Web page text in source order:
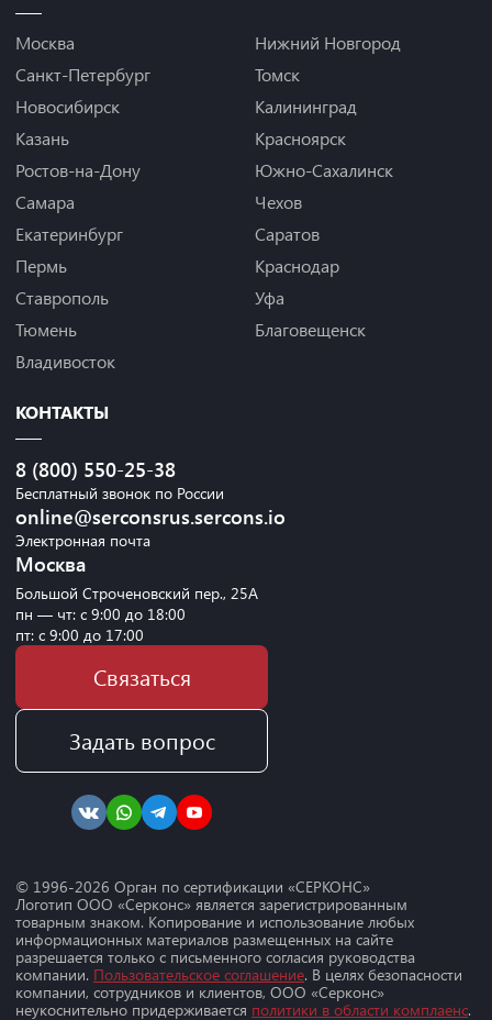
Москва
Санкт-Петербург
Новосибирск
Казань
Ростов-на-Дону
Самара
Екатеринбург
Пермь
Ставрополь
Тюмень
Владивосток
Нижний Новгород
Томск
Калининград
Красноярск
Южно-Сахалинск
Чехов
Саратов
Краснодар
Уфа
Благовещенск
КОНТАКТЫ
8 (800) 550-25-38
Бесплатный звонок по России
online@serconsrus.sercons.io
Электронная почта
Москва
Большой Строченовский пер., 25А
пн — чт: с 9:00 до 18:00
пт: с 9:00 до 17:00
Связаться
Задать вопрос
© 1996-2026 Орган по сертификации «СЕРКОНС»
Логотип ООО «Серконс» является зарегистрированным
товарным знаком. Копирование и использование любых
информационных материалов размещенных на сайте
разрешается только с письменного согласия руководства
компании. Пользовательское соглашение. В целях безопасности
компании, сотрудников и клиентов, ООО «Серконс»
неукоснительно придерживается политики в области комплаенс.